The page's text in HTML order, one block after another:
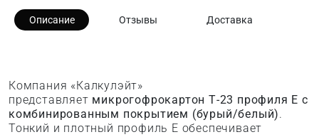
Описание Отзывы Доставка
Компания «Калкулэйт»
представляет микрогофрокартон Т-23 профиля E с
комбинированным покрытием (бурый/белый).
Тонкий и плотный профиль E обеспечивает